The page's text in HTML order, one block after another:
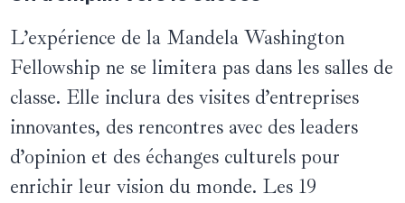
L’expérience de la Mandela Washington
Fellowship ne se limitera pas dans les salles de
classe. Elle inclura des visites d’entreprises
innovantes, des rencontres avec des leaders
d’opinion et des échanges culturels pour
enrichir leur vision du monde. Les 19